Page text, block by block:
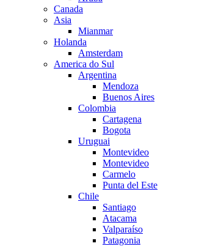
Canada
Asia
Mianmar
Holanda
Amsterdam
America do Sul
Argentina
Mendoza
Buenos Aires
Colombia
Cartagena
Bogota
Uruguai
Montevideo
Montevideo
Carmelo
Punta del Este
Chile
Santiago
Atacama
Valparaíso
Patagonia